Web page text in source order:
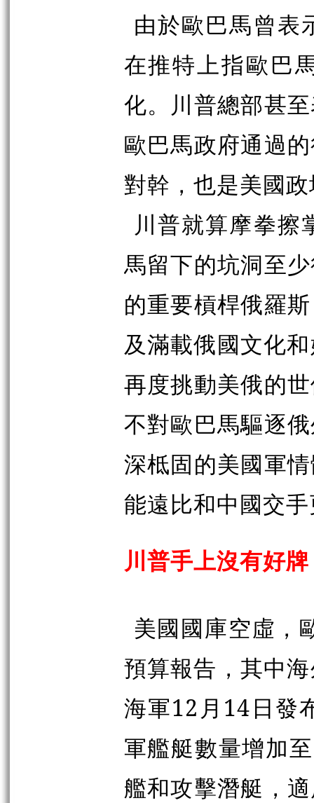
由於歐巴馬曾表
在推特上指歐巴
化。川普總部甚
歐巴馬政府通過
對幹，也是美國
川普就算摩拳擦
馬留下的坑洞至
的重要槓桿俄羅
及滿載俄國文化
再度挑動美俄的
不對歐巴馬驅逐
深柢固的美國軍
能遠比和中國交
川普手上沒有好牌
美國國庫空虛，
預算報告，其中
海軍12月14日發
軍艦艇數量增加
艦和攻擊潛艇，